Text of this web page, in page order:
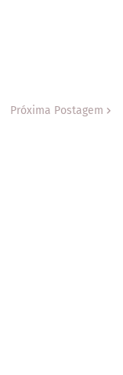
Próxima Postagem